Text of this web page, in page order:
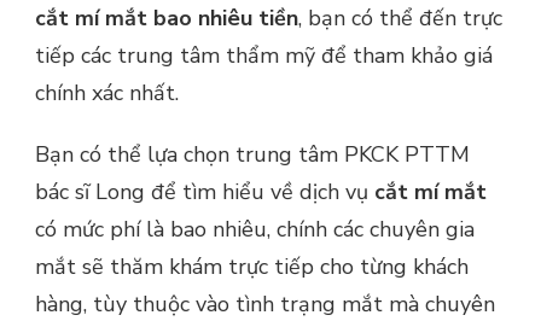
cắt mí mắt bao nhiêu tiền, bạn có thể đến trực
tiếp các trung tâm thẩm mỹ để tham khảo giá
chính xác nhất.
Bạn có thể lựa chọn trung tâm PKCK PTTM
bác sĩ Long để tìm hiểu về dịch vụ cắt mí mắt
có mức phí là bao nhiêu, chính các chuyên gia
mắt sẽ thăm khám trực tiếp cho từng khách
hàng, tùy thuộc vào tình trạng mắt mà chuyên